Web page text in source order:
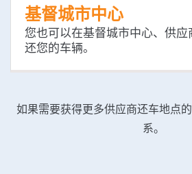
基督城市中心
您也可以在基督城市中心、供应
还您的车辆。
如果需要获得更多供应商还车地点
系。